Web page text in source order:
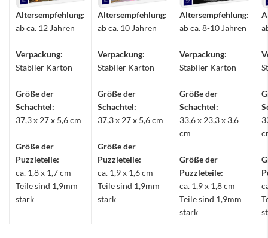
Altersempfehlung:
ab ca. 12 Jahren
Verpackung:
Stabiler Karton
Größe der
Schachtel:
37,3 x 27 x 5,6 cm
Größe der
Puzzleteile:
ca. 1,8 x 1,7 cm
Teile sind 1,9mm
stark
Altersempfehlung:
ab ca. 10 Jahren
Verpackung:
Stabiler Karton
Größe der
Schachtel:
37,3 x 27 x 5,6 cm
Größe der
Puzzleteile:
ca. 1,9 x 1,6 cm
Teile sind 1,9mm
stark
Altersempfehlung:
ab ca. 8-10 Jahren
Verpackung:
Stabiler Karton
Größe der
Schachtel:
33,6 x 23,3 x 3,6
cm
Größe der
Puzzleteile:
ca. 1,9 x 1,8 cm
Teile sind 1,9mm
stark